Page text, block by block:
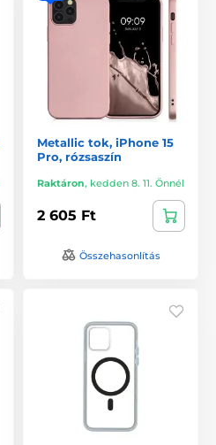
Metallic tok, iPhone 15
Pro, rózsaszín
Raktáron, kedden 8. 11. Önnél
2 605 Ft
Összehasonlítás